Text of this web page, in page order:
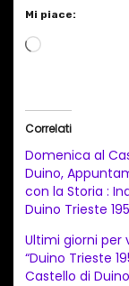
Mi piace:
C
i
a
m
e
n
t
Correlati
Domenica al
Duino,
con la Storia :
Duino Trieste
Ultimi giorni per
“Duino Trieste
Castello di Duino